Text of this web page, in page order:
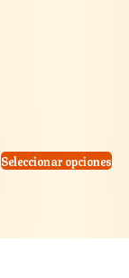
Seleccionar opciones